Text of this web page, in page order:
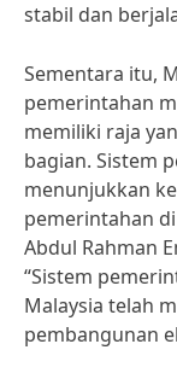
stabil dan
Sementara itu,
pemerintahan
memiliki raja
bagian. Sistem
menunjukkan
pemerintahan
Abdul Rahman
“Sistem
Malaysia telah
pembangunan